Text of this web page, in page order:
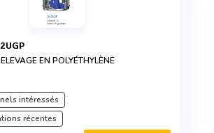
EN POLYÉTHYLÈNE
intéressés
récentes